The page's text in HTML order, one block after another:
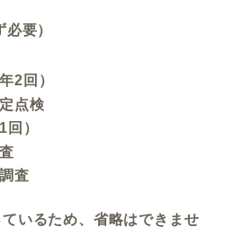
要）
2回）
点検
）
査
いるため、省略はできませ